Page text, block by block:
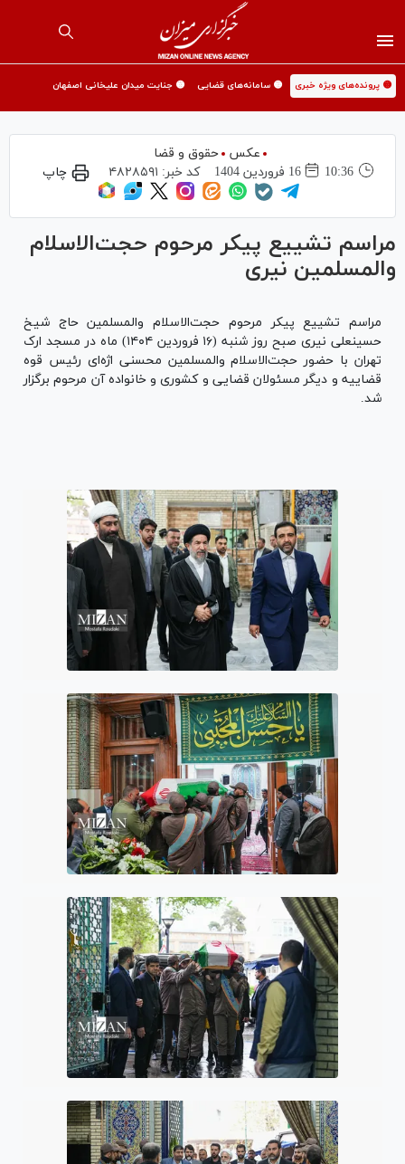
🟡 پرونده‌های ویژه خبری 🟡 سامانه‌های قضایی 🟡 جنایت میدان علیخانی اصفهان
عکس
حقوق و قضا
10:36
16 فروردين 1404 کد خبر: ۴۸۲۸۵۹۱ چاپ
مراسم تشییع پیکر مرحوم حجت‌الاسلام
والمسلمین نیری
مراسم تشییع پیکر مرحوم حجت‌الاسلام و‌المسلمین حاج شیخ
حسینعلی نیری صبح روز شنبه (۱۶ فروردین ۱۴۰۴) ماه در مسجد ارک
تهران با حضور حجت‌الاسلام والمسلمین محسنی اژه‌ای رئیس قوه
قضاییه و دیگر مسئولان قضایی و کشوری و خانواده آن مرحوم برگزار
شد.